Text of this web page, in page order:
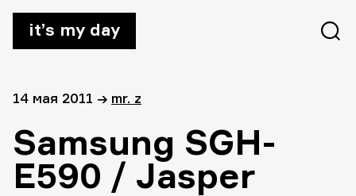
it’s my day
14 мая 2011 → mr. z
Samsung SGH-
E590 / Jasper